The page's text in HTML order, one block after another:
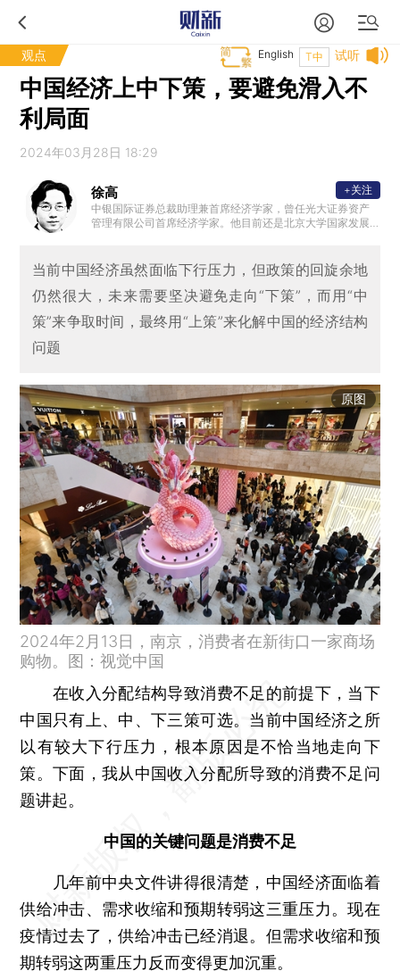
观点 试听
T中
English
中国经济上中下策，要避免滑入不
利局面
2024年03月28日 18:29
徐高
中银国际证券总裁助理兼首席经济学家，曾任光大证券资产
管理有限公司首席经济学家。他目前还是北京大学国家发展
学家、瑞银证券高级经济学家、世界银行经济学家、国际货
币基金组织兼职经济学家等职。徐高拥有北京大学颁发的经
济学博士学位，以及西南交通大学颁发的工学硕士、学士学
+关注
当前中国经济虽然面临下行压力，但政策的回旋余地
仍然很大，未来需要坚决避免走向“下策”，而用“中
策”来争取时间，最终用“上策”来化解中国的经济结构
问题
原图
2024年2月13日，南京，消费者在新街口一家商场
购物。图：视觉中国
在收入分配结构导致消费不足的前提下，当下
中国只有上、中、下三策可选。当前中国经济之所
以有较大下行压力，根本原因是不恰当地走向下
策。下面，我从中国收入分配所导致的消费不足问
题讲起。
中国的关键问题是消费不足
几年前中央文件讲得很清楚，中国经济面临着
供给冲击、需求收缩和预期转弱这三重压力。现在
疫情过去了，供给冲击已经消退。但需求收缩和预
期转弱这两重压力反而变得更加沉重。